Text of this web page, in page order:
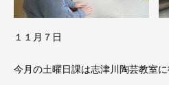
１１月７日
今月の土曜日課は志津川陶芸教室